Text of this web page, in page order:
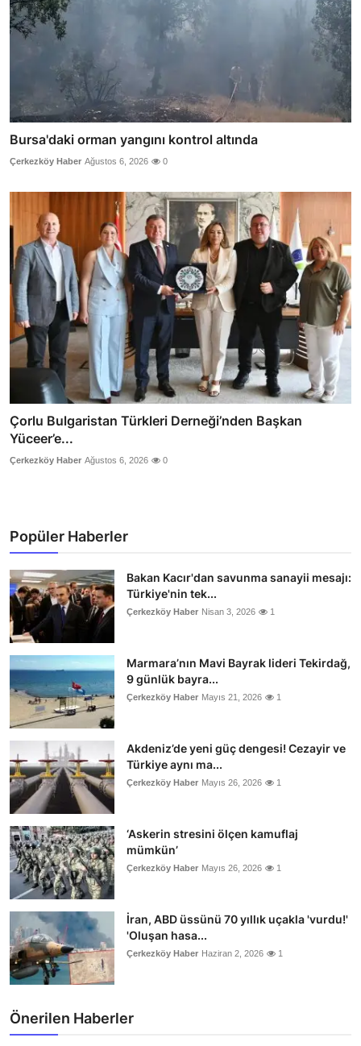
Bursa'daki orman yangını kontrol altında
Çerkezköy Haber Ağustos 6, 2026 0
Çorlu Bulgaristan Türkleri Derneği’nden Başkan
Yüceer’e...
Çerkezköy Haber Ağustos 6, 2026 0
Popüler Haberler
Bakan Kacır'dan savunma sanayii mesajı:
Türkiye'nin tek...
Çerkezköy Haber Nisan 3, 2026 1
Marmara’nın Mavi Bayrak lideri Tekirdağ,
9 günlük bayra...
Çerkezköy Haber Mayıs 21, 2026 1
Akdeniz’de yeni güç dengesi! Cezayir ve
Türkiye aynı ma...
Çerkezköy Haber Mayıs 26, 2026 1
‘Askerin stresini ölçen kamuflaj
mümkün’
Çerkezköy Haber Mayıs 26, 2026 1
İran, ABD üssünü 70 yıllık uçakla 'vurdu!'
'Oluşan hasa...
Çerkezköy Haber Haziran 2, 2026 1
Önerilen Haberler